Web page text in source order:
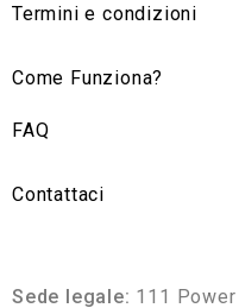
Termini e condizioni
Come Funziona?
FAQ
Contattaci
Sede legale: 111 Power